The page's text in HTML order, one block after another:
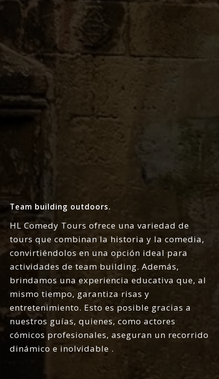
Team building outdoors.
HL Comedy Tours ofrece una variedad de
tours que combinan la historia y la comedia,
convirtiéndolos en una opción ideal para
actividades de team building. Además,
brindamos una experiencia educativa que, al
mismo tiempo, garantiza risas y
entretenimiento. Esto es posible gracias a
nuestros guías, quienes, como actores
cómicos profesionales, aseguran un recorrido
dinámico e inolvidable .